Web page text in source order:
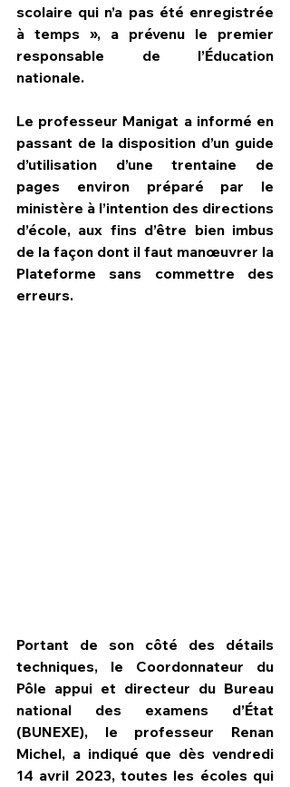
scolaire qui n’a pas été enregistrée
à temps », a prévenu le premier
responsable de l’Éducation
nationale.
Le professeur Manigat a informé en
passant de la disposition d’un guide
d’utilisation d’une trentaine de
pages environ préparé par le
ministère à l’intention des directions
d’école, aux fins d’être bien imbus
de la façon dont il faut manœuvrer la
Plateforme sans commettre des
erreurs.
Portant de son côté des détails
techniques, le Coordonnateur du
Pôle appui et directeur du Bureau
national des examens d’État
(BUNEXE), le professeur Renan
Michel, a indiqué que dès vendredi
14 avril 2023, toutes les écoles qui